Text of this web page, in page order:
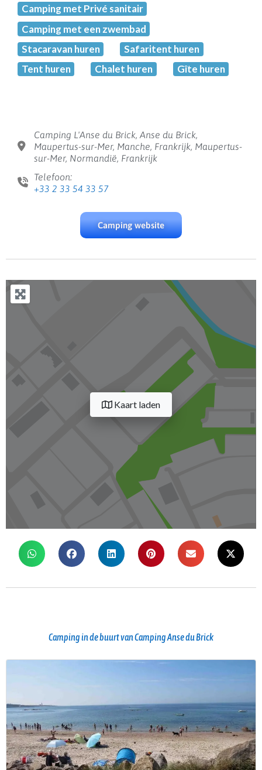
Camping met Privé sanitair
Camping met een zwembad
Stacaravan huren
Safaritent huren
Tent huren
Chalet huren Gîte huren
Camping L'Anse du Brick, Anse du Brick,
Maupertus-sur-Mer, Manche, Frankrijk, Maupertus-
sur-Mer, Normandië, Frankrijk
Telefoon:
+33 2 33 54 33 57
Camping website
Kaart laden
Camping in de buurt van Camping Anse du Brick